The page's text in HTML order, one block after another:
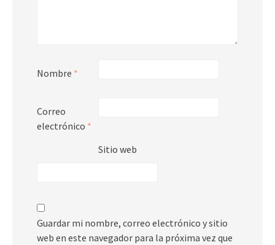
Nombre *
Correo
electrónico *
Sitio web
Guardar mi nombre, correo electrónico y sitio
web en este navegador para la próxima vez que